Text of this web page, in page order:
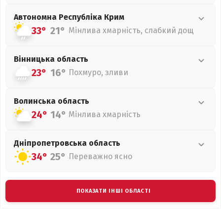
Автономна Республіка Крим
33° 21° Мінлива хмарність, слабкий дощ
Вінницька область
23° 16° Похмуро, зливи
Волинська область
24° 14° Мінлива хмарність
Дніпропетровська область
34° 25° Переважно ясно
ПОКАЗАТИ ІНШІ ОБЛАСТІ